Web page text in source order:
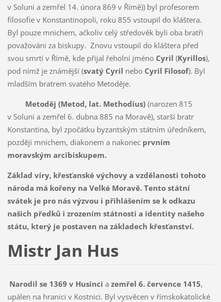
v Soluni a zemřel 14. února 869 v Římě)) byl profesorem
filosofie v Konstantinopoli, roku 855 vstoupil do kláštera.
Byl pouze mnichem, ačkoliv celý středověk byli oba bratři
považováni za biskupy. Znovu vstoupil do kláštera před
svou smrtí v Římě, kde přijal řeholní jméno Cyril (Kyrillos),
pod nímž je známější (svatý Cyril nebo Cyril Filosof). Byl
mladším bratrem svatého Metoděje.
Metoděj (Metod, lat. Methodius)(narozen 815
v Soluni a zemřel 6. dubna 885 na Moravě), starší bratr
Konstantina, byl zpočátku byzantským státním úředníkem,
později mnichem, diakonem a nakonec prvním
moravským arcibiskupem.
Základ víry, křesťanské výchovy a vzdělanosti tohoto
národa má kořeny na Velké Moravě. Tento státní
svátek je pro nás výzvou i přihlášením se k odkazu
našich předků i zrozením státnosti a identity našeho
státu, který je postaven na základech křesťanství.
Mistr Jan Hus
Narodil se 1369 v Husinci a zemřel 6. července 1415,
upálen na hranici v Kostnici. Byl vysvěcen v římskokatolické